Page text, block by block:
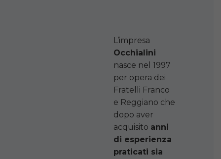
L’impresa
Occhialini
nasce nel 1997
per opera dei
Fratelli Franco
e Reggiano che
dopo aver
acquisito anni
di esperienza
praticati sia